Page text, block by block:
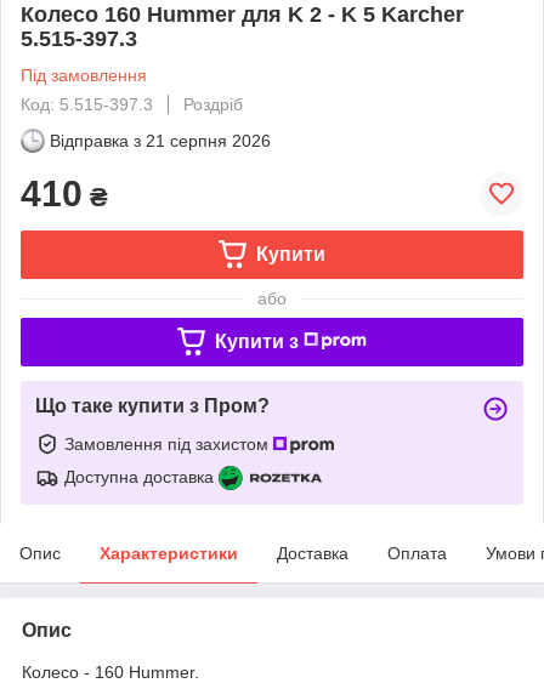
Колесо 160 Hummer для K 2 - K 5 Karcher
5.515-397.3
Під замовлення
Код: 5.515-397.3
Роздріб
Відправка з 21 серпня 2026
410 ₴
Купити
або
Купити з
Що таке купити з Пром?
Замовлення під захистом
Доступна доставка
Опис Характеристики Доставка Оплата Умови
Опис
Колесо - 160 Hummer.